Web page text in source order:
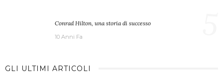
Conrad Hilton, una storia di successo
10 Anni Fa
GLI ULTIMI ARTICOLI